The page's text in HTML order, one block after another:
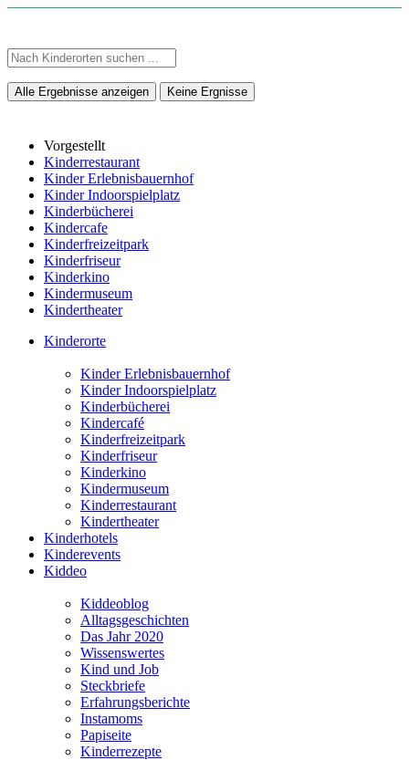
Alle Ergebnisse anzeigen Keine Ergnisse
Vorgestellt
Kinderrestaurant
Kinder Erlebnisbauernhof
Kinder Indoorspielplatz
Kinderbücherei
Kindercafe
Kinderfreizeitpark
Kinderfriseur
Kinderkino
Kindermuseum
Kindertheater
Kinderorte
Kinder Erlebnisbauernhof
Kinder Indoorspielplatz
Kinderbücherei
Kindercafé
Kinderfreizeitpark
Kinderfriseur
Kinderkino
Kindermuseum
Kinderrestaurant
Kindertheater
Kinderhotels
Kinderevents
Kiddeo
Kiddeoblog
Alltagsgeschichten
Das Jahr 2020
Wissenswertes
Kind und Job
Steckbriefe
Erfahrungsberichte
Instamoms
Papiseite
Kinderrezepte